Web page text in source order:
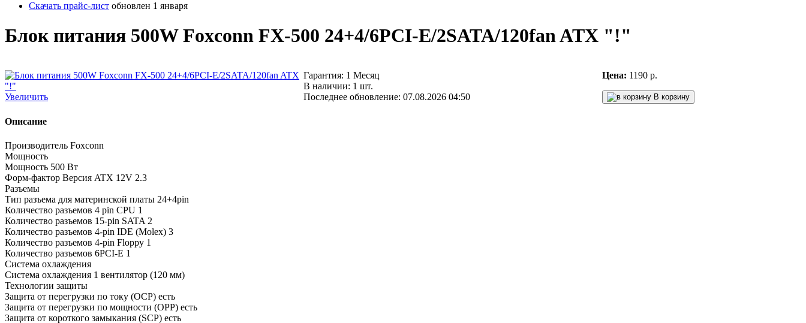
Скачать прайс-лист обновлен 1 января
Блок питания 500W Foxconn FX-500 24+4/6PCI-E/2SATA/120fan ATX "!"
Увеличить
Гарантия: 1 Месяц
В наличии: 1 шт.
Последнее обновление: 07.08.2026 04:50
Цена: 1190 р.
В корзину
Описание
Производитель Foxconn
Мощность
Мощность 500 Вт
Форм-фактор Версия ATX 12V 2.3
Разъемы
Тип разъема для материнской платы 24+4pin
Количество разъемов 4 pin CPU 1
Количество разъемов 15-pin SATA 2
Количество разъемов 4-pin IDE (Molex) 3
Количество разъемов 4-pin Floppy 1
Количество разъемов 6PCI-E 1
Система охлаждения
Система охлаждения 1 вентилятор (120 мм)
Технологии защиты
Защита от перегрузки по току (OCP) есть
Защита от перегрузки по мощности (OPP) есть
Защита от короткого замыкания (SCP) есть